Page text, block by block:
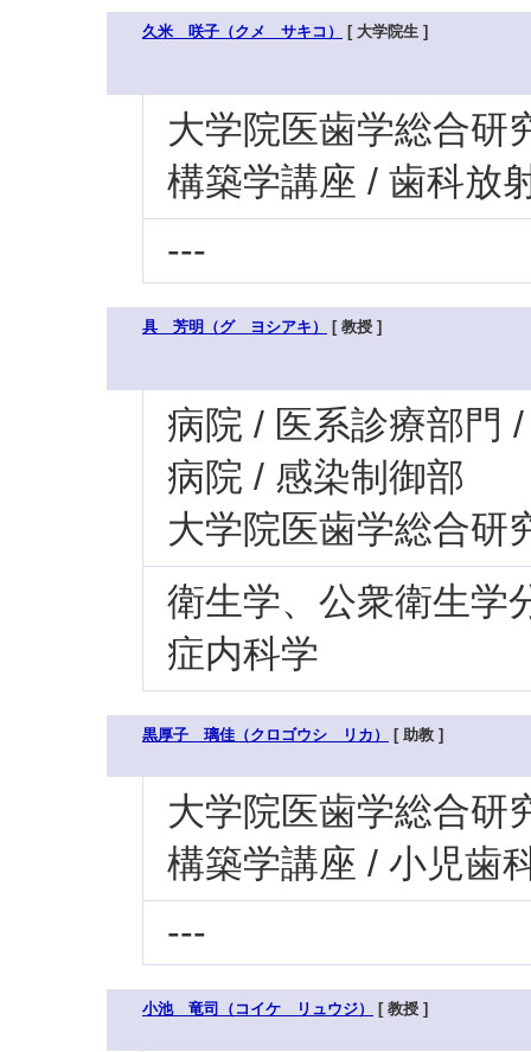
久米 咲子（クメ サキコ） [ 大学院生 ]
大学院医歯学総合研
構築学講座 / 歯科放
---
具 芳明（グ ヨシアキ） [ 教授 ]
病院 / 医系診療部門
病院 / 感染制御部
大学院医歯学総合研
衛生学、公衆衛生学
症内科学
黒厚子 璃佳（クロゴウシ リカ） [ 助教 ]
大学院医歯学総合研
構築学講座 / 小児歯
---
小池 竜司（コイケ リュウジ） [ 教授 ]